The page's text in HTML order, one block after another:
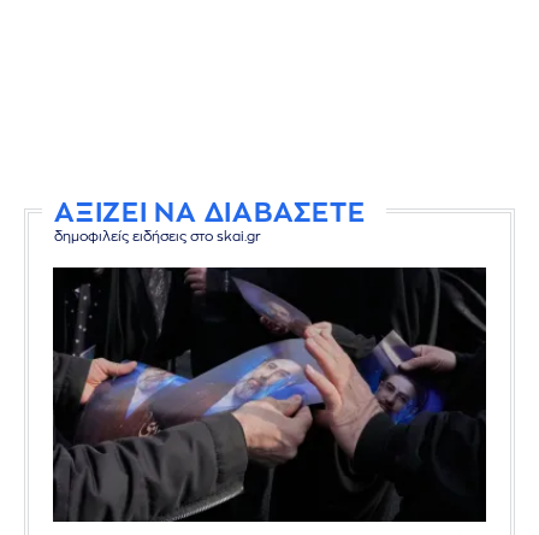
ΑΞΙΖΕΙ ΝΑ ΔΙΑΒΑΣΕΤΕ
δημοφιλείς ειδήσεις στο skai.gr